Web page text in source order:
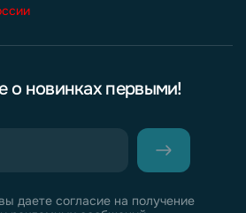
о новинках первыми!
даете согласие на получение